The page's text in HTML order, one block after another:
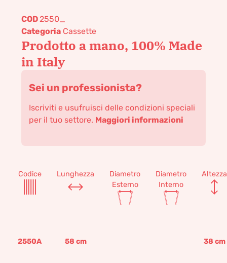
COD2550_
Categoria Cassette
Prodotto a mano, 100% Made
in Italy
Sei un professionista?
Iscriviti e usufruisci delle condizioni speciali
per il tuo settore. Maggiori informazioni
Codice Lunghezza
Diametro
Esterno
Diametro
Interno
Altezza
2550A 58 cm 38 cm